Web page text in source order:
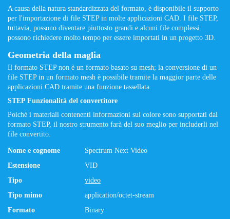
A causa della natura standardizzata del formato, è disponibile il supporto
per l'importazione di file STEP in molte applicazioni CAD. I file STEP,
tuttavia, possono diventare piuttosto grandi e alcuni file complessi
possono richiedere molto tempo per essere importati in un progetto 3D.
Geometria della maglia
Il formato STEP non è un formato basato su mesh; la conversione di un
file STEP in un formato mesh è possibile tramite la maggior parte delle
applicazioni CAD tramite una funzione tassellata.
STEP Funzionalità del convertitore
Poiché i materiali contenenti informazioni sul colore sono supportati dal
formato STEP, il nostro strumento farà del suo meglio per includerli nel
file convertito.
Nome e cognome
Spectrum Next Video
Estensione
VID
Tipo
video
Tipo mimo
application/octet-stream
Formato
Binary